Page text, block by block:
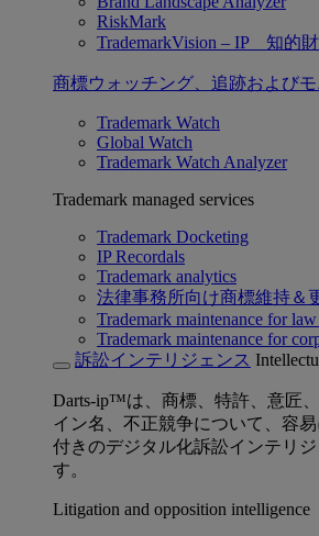
RiskMark
TrademarkVision – IP 知的
商標ウォッチング、追跡および
Trademark Watch
Global Watch
Trademark Watch Analyzer
Trademark managed services
Trademark Docketing
IP Recordals
Trademark analytics
法律事務所向け商標維持＆
Trademark maintenance for
Trademark maintenance for
訴訟インテリジェンス
Darts-ip™は、商標、特許、意匠
イン名、不正競争について、容易
付きのデジタル化訴訟インテリ
す。
Litigation and opposition intelligence